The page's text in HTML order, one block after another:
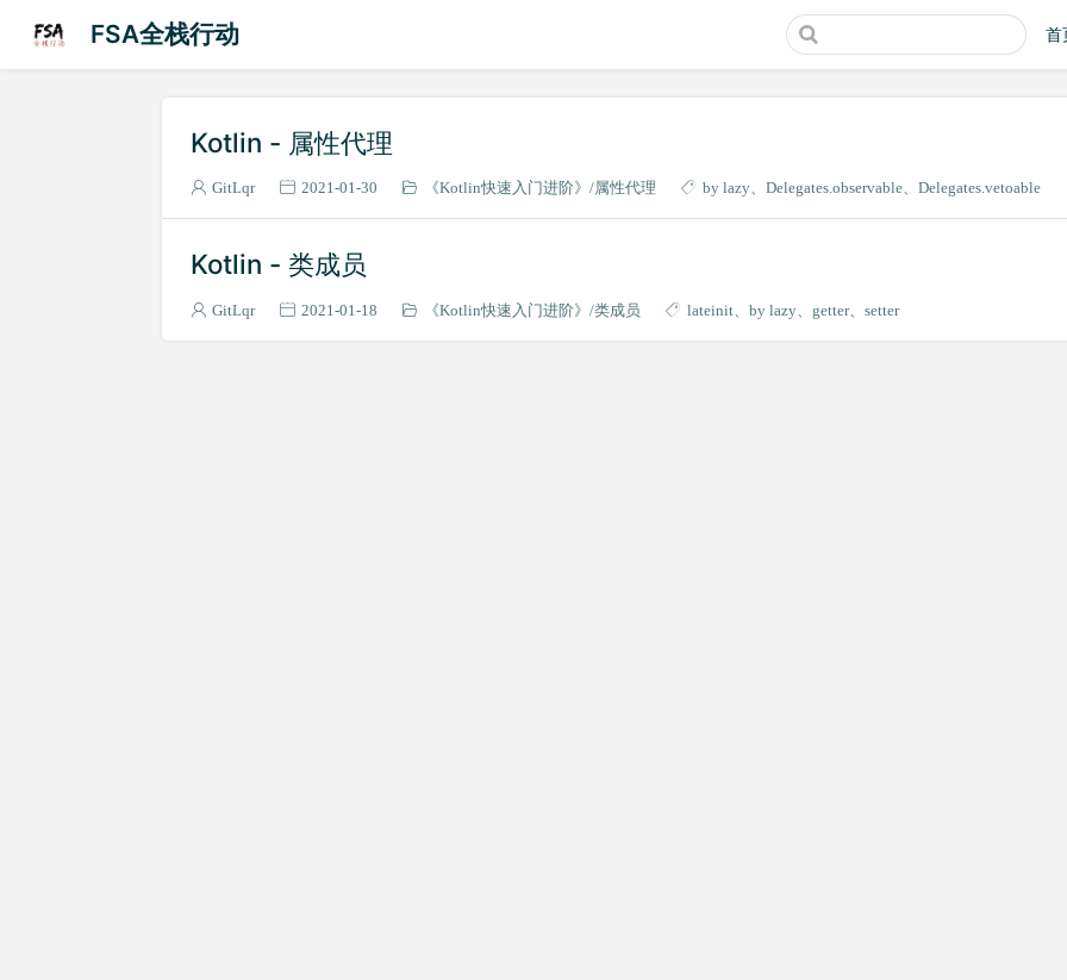
FSA全栈行动 首
Kotlin - 属性代理
GitLqr 2021-01-30 《Kotlin快速入门进阶》 属性代理 by lazy Delegates.observable Delegates.vetoable
Kotlin - 类成员
GitLqr 2021-01-18 《Kotlin快速入门进阶》 类成员 lateinit by lazy getter setter